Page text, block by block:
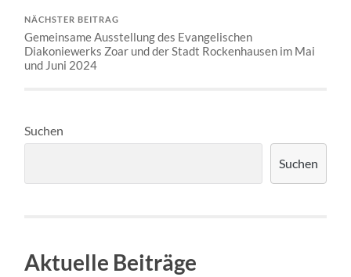
NÄCHSTER BEITRAG
Gemeinsame Ausstellung des Evangelischen
Diakoniewerks Zoar und der Stadt Rockenhausen im Mai
und Juni 2024
Suchen
Suchen
Aktuelle Beiträge